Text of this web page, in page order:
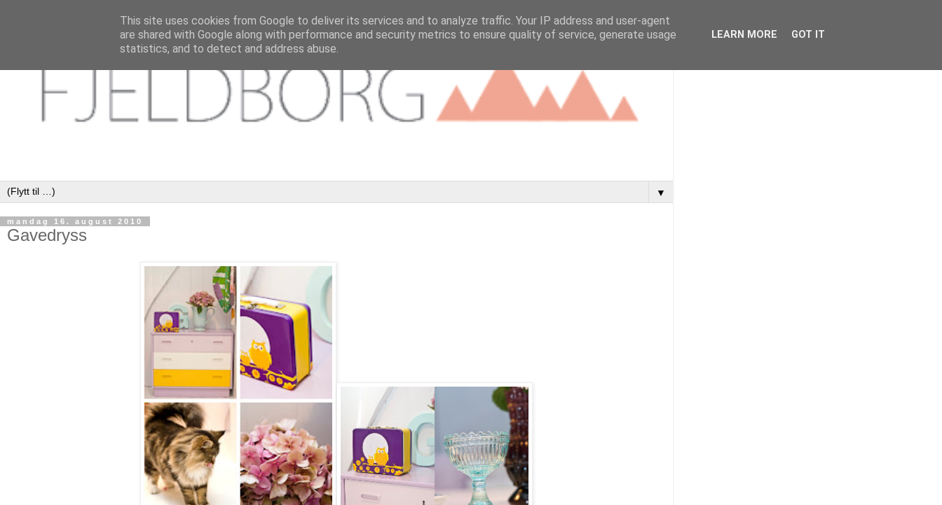
▼
mandag 16. august 2010
Gavedryss
This site uses cookies from Google to deliver its services and to analyze traffic. Your IP address and user-agent
are shared with Google along with performance and security metrics to ensure quality of service, generate usage
statistics, and to detect and address abuse.
LEARN MORE GOT IT